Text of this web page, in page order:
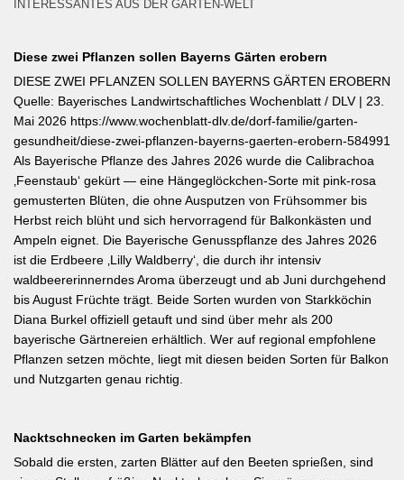
INTERESSANTES AUS DER GARTEN-WELT
Diese zwei Pflanzen sollen Bayerns Gärten erobern
DIESE ZWEI PFLANZEN SOLLEN BAYERNS GÄRTEN EROBERN
Quelle: Bayerisches Landwirtschaftliches Wochenblatt / DLV | 23.
Mai 2026 https://www.wochenblatt-dlv.de/dorf-familie/garten-
gesundheit/diese-zwei-pflanzen-bayerns-gaerten-erobern-584991
Als Bayerische Pflanze des Jahres 2026 wurde die Calibrachoa
‚Feenstaub‘ gekürt — eine Hängeglöckchen-Sorte mit pink-rosa
gemusterten Blüten, die ohne Ausputzen von Frühsommer bis
Herbst reich blüht und sich hervorragend für Balkonkästen und
Ampeln eignet. Die Bayerische Genusspflanze des Jahres 2026
ist die Erdbeere ‚Lilly Waldberry‘, die durch ihr intensiv
waldbeererinnerndes Aroma überzeugt und ab Juni durchgehend
bis August Früchte trägt. Beide Sorten wurden von Starkköchin
Diana Burkel offiziell getauft und sind über mehr als 200
bayerische Gärtnereien erhältlich. Wer auf regional empfohlene
Pflanzen setzen möchte, liegt mit diesen beiden Sorten für Balkon
und Nutzgarten genau richtig.
Nacktschnecken im Garten bekämpfen
Sobald die ersten, zarten Blätter auf den Beeten sprießen, sind